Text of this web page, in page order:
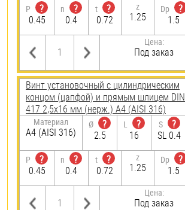
P
?
0.45
n
?
0.4
t
?
0.72
z
1.25
Dp
?
1.5
Цена:
Под заказ
Винт установочный с цилиндрическим
концом (цапфой) и прямым шлицем DIN
417 2,5х16 мм (нерж.) A4 (AISI 316)
Материал
A4 (AISI 316)
Ø
?
2.5
L
?
16
S
?
SL 0.4
P
?
0.45
n
?
0.4
t
?
0.72
z
1.25
Dp
?
1.5
Цена:
Под заказ